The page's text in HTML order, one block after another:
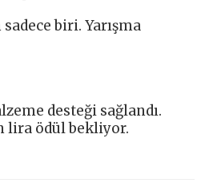
biri. Yarışma
desteği sağlandı.
lira ödül bekliyor.